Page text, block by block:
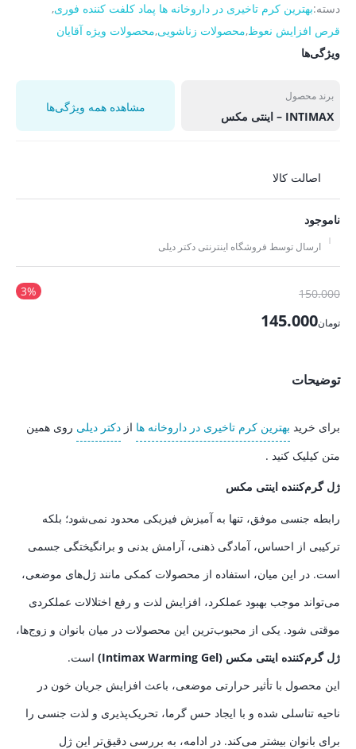
دسته:بهترین کرم تاخیری در داروخانه ها پماد کلفت کننده فوری,
قرص افزایش نعوظ,محصولات زناشویی,محصولات ویژه آقایان
ویژگی‌ها
برند محصول
INTIMAX – اینتی مکس
مشاهده همه ویژگی‌ها
اصالت کالا
ناموجود
ارسال توسط فروشگاه اینترنتی دکتر دیلی
3% 150.000قیمت
اصلی
تومان145.000
تومان145.000
توضیحات
برای خرید بهترین کرم تاخیری در داروخانه ها از دکتر دیلی روی همین
متن کیلیک کنید .
ژل گرم‌کننده اینتی مکس
رابطه جنسی موفق، تنها به آمیزش فیزیکی محدود نمی‌شود؛ بلکه
ترکیبی از احساس، آمادگی ذهنی، آرامش بدنی و برانگیختگی جسمی
است. در این میان، استفاده از محصولات کمکی مانند ژل‌های موضعی،
می‌تواند موجب بهبود عملکرد، افزایش لذت و رفع اختلالات عملکردی
موقتی شود. یکی از محبوب‌ترین این محصولات در میان بانوان و زوج‌ها،
ژل گرم‌کننده اینتی مکس (Intimax Warming Gel)
است.
این محصول با تأثیر حرارتی موضعی، باعث افزایش جریان خون در
ناحیه تناسلی شده و با ایجاد حس گرما، تحریک‌پذیری و لذت جنسی را
برای بانوان بیشتر می‌کند. در ادامه، به بررسی دقیق‌تر این ژل